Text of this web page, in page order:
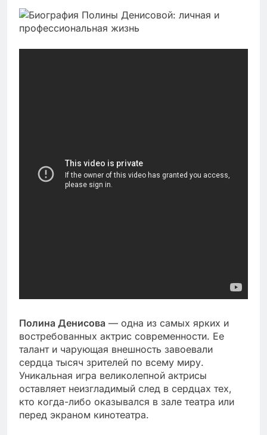
Полина Денисова — одна из самых ярких и
востребованных актрис современности. Ее
талант и чарующая внешность завоевали
сердца тысяч зрителей по всему миру.
Уникальная игра великолепной актрисы
оставляет неизгладимый след в сердцах тех,
кто когда-либо оказывался в зале театра или
перед экраном кинотеатра.